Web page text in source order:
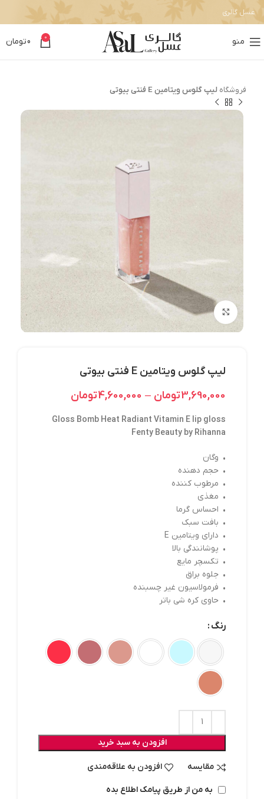
عسل گالری
منو 0
0تومان
فروشگاه لیپ گلوس ویتامین E فنتی بیوتی
بزرگنمایی تصویر
لیپ گلوس ویتامین E فنتی بیوتی
3,690,000تومان –
4,600,000تومان
Gloss Bomb Heat Radiant Vitamin E lip gloss
Fenty Beauty by Rihanna
• وگان
• حجم دهنده
• مرطوب کننده
• مغذی
• احساس گرما
• بافت سبک
• دارای ویتامین E
• پوشانندگی بالا
• تکسچر مایع
• جلوه براق
• فرمولاسیون غیر چسبنده
• حاوی کره شی باتر
رنگ
افزودن به سبد خرید
مقایسه افزودن به علاقه‌مندی
به من از طریق پیامک اطلاع بده